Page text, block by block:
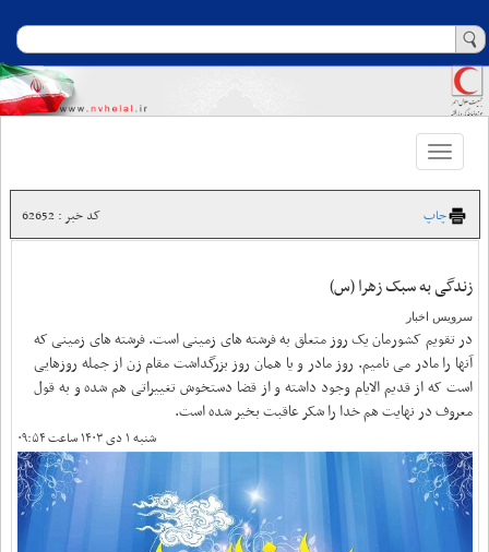
Toggle
navigation
چاپ کد خبر : 62652
زندگی به سبک زهرا (س)
سرویس اخبار
در تقویم کشورمان یک روز متعلق به فرشته های زمینی است. فرشته های زمینی که
آنها را مادر می نامیم. روز مادر و یا همان روز بزرگداشت مقام زن از جمله روزهایی
است که از قدیم الایام وجود داشته و از قضا دستخوش تغییراتی هم شده و به قول
معروف در نهایت هم خدا را شکر عاقبت بخیر شده است.
شنبه ۱ دی ۱۴۰۳ ساعت ۰۹:۵۴